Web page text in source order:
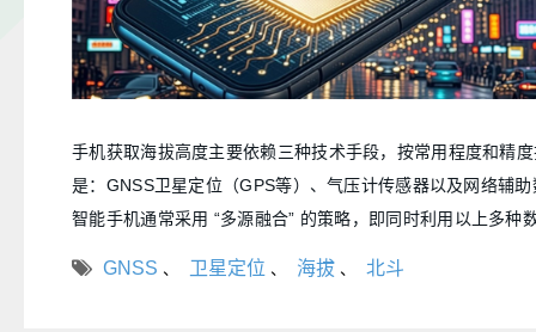
手机获取海拔高度主要依赖三种技术手段，按常用程度和精
是：GNSS卫星定位（GPS等）、气压计传感器以及网络辅
智能手机通常采用 “多源融合” 的策略，即同时利用以上多种
GNSS 、 卫星定位 、 海拔 、 北斗